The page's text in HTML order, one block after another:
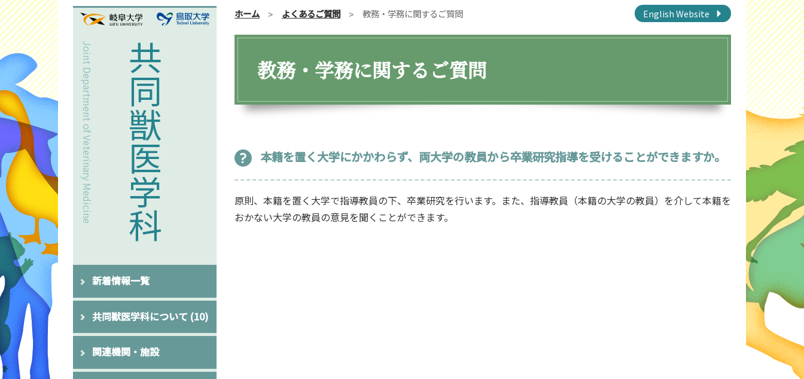
共同獣医学科
Joint Department of Veterinary Medicine
新着情報一覧
共同獣医学科について (10)
関連機関・施設
ホーム よくあるご質問 教務・学務に関するご質問 English Website
教務・学務に関するご質問
本籍を置く大学にかかわらず、両大学の教員から卒業研究指導を受けることができますか。
原則、本籍を置く大学で指導教員の下、卒業研究を行います。また、指導教員（本籍の大学の教員）を介して本籍を
おかない大学の教員の意見を聞くことができます。